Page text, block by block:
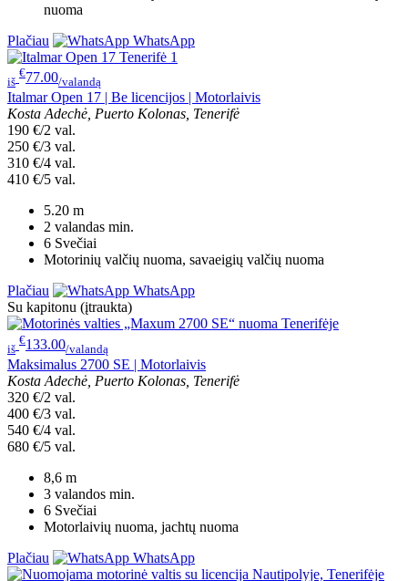
nuoma
Plačiau
WhatsApp
iš
€77.00/valandą
Italmar Open 17 | Be licencijos | Motorlaivis
Kosta Adechė, Puerto Kolonas, Tenerifė
190 €/2 val.
250 €/3 val.
310 €/4 val.
410 €/5 val.
5.20 m
2 valandas min.
6 Svečiai
Motorinių valčių nuoma, savaeigių valčių nuoma
Plačiau
WhatsApp
Su kapitonu (įtraukta)
iš
€133.00/valandą
Maksimalus 2700 SE | Motorlaivis
Kosta Adechė, Puerto Kolonas, Tenerifė
320 €/2 val.
400 €/3 val.
540 €/4 val.
680 €/5 val.
8,6 m
3 valandos min.
6 Svečiai
Motorlaivių nuoma, jachtų nuoma
Plačiau
WhatsApp